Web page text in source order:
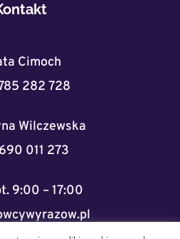
Cimoch
282 728
Wilczewska
011 273
9:00 – 17:00